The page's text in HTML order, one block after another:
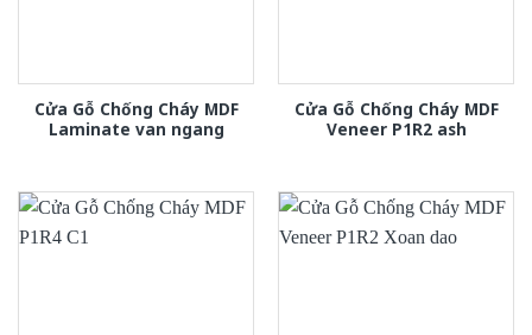
Cửa Gỗ Chống Cháy MDF
Laminate van ngang
Cửa Gỗ Chống Cháy MDF
Veneer P1R2 ash